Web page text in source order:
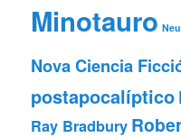
Minotauro
Nova Ciencia
postapocalíptico
Ray Bradbury